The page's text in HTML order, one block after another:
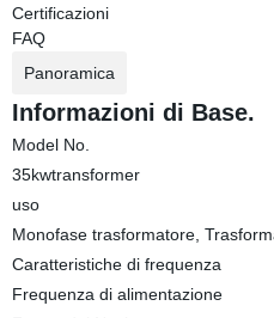
Certificazioni
FAQ
Panoramica
Informazioni di Base.
Model No.
35kwtransformer
uso
Monofase trasformatore,
Caratteristiche di frequenza
Frequenza di alimentazione